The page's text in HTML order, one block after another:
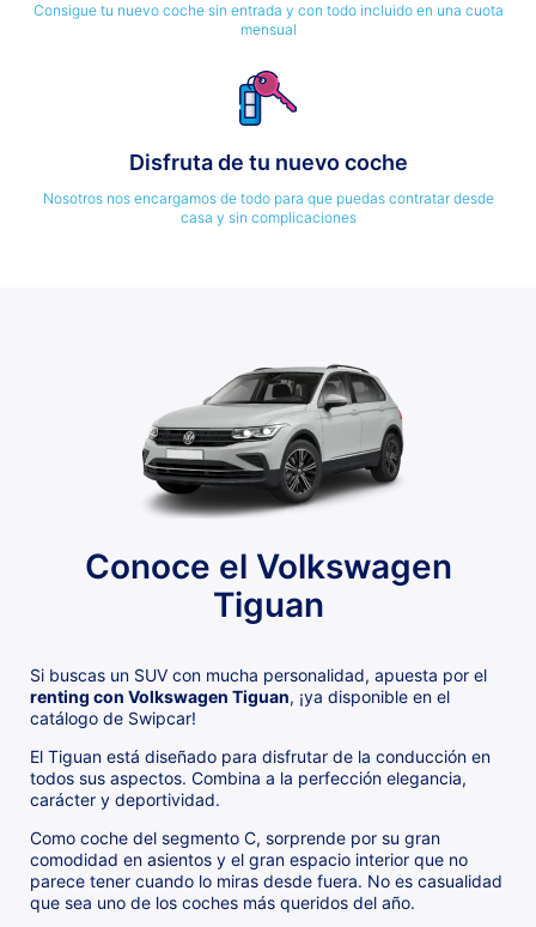
Consigue tu nuevo coche sin entrada y con todo incluido en una cuota
mensual
Disfruta de tu nuevo coche
Nosotros nos encargamos de todo para que puedas contratar desde
casa y sin complicaciones
Conoce el Volkswagen
Tiguan
Si buscas un SUV con mucha personalidad, apuesta por el
renting con Volkswagen Tiguan, ¡ya disponible en el
catálogo de Swipcar!
El Tiguan está diseñado para disfrutar de la conducción en
todos sus aspectos. Combina a la perfección elegancia,
carácter y deportividad.
Como coche del segmento C, sorprende por su gran
comodidad en asientos y el gran espacio interior que no
parece tener cuando lo miras desde fuera. No es casualidad
que sea uno de los coches más queridos del año.